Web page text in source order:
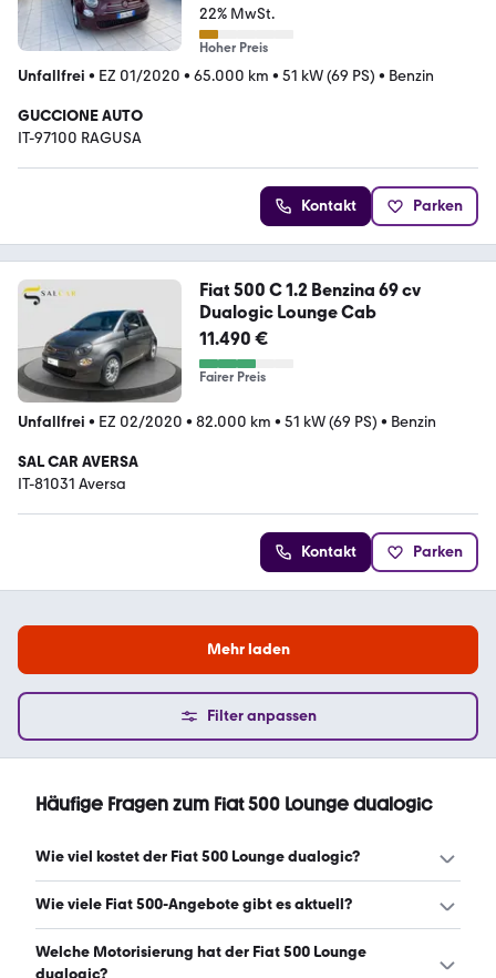
22% MwSt.
Hoher Preis
Unfallfrei • EZ 01/2020 • 65.000 km • 51 kW (69 PS) • Benzin
GUCCIONE AUTO
IT-97100 RAGUSA
Kontakt Parken
Fiat 500 C 1.2 Benzina 69 cv
Dualogic Lounge Cab
11.490 €
Fairer Preis
Unfallfrei • EZ 02/2020 • 82.000 km • 51 kW (69 PS) • Benzin
SAL CAR AVERSA
IT-81031 Aversa
Kontakt Parken
Mehr laden
Filter anpassen
Häufige Fragen zum Fiat 500 Lounge dualogic
Wie viel kostet der Fiat 500 Lounge dualogic?
Ein guter Preis für einen Fiat 500 Lounge dualogic liegt
Wie viele Fiat 500-Angebote gibt es aktuell?
Es gibt insgesamt 31 Fiat 500 bei mobile.de, davon 31
Gebraucht- und 0 Neuwagen. (Stand: 9.8.2026)
Welche Motorisierung hat der Fiat 500 Lounge
dualogic?